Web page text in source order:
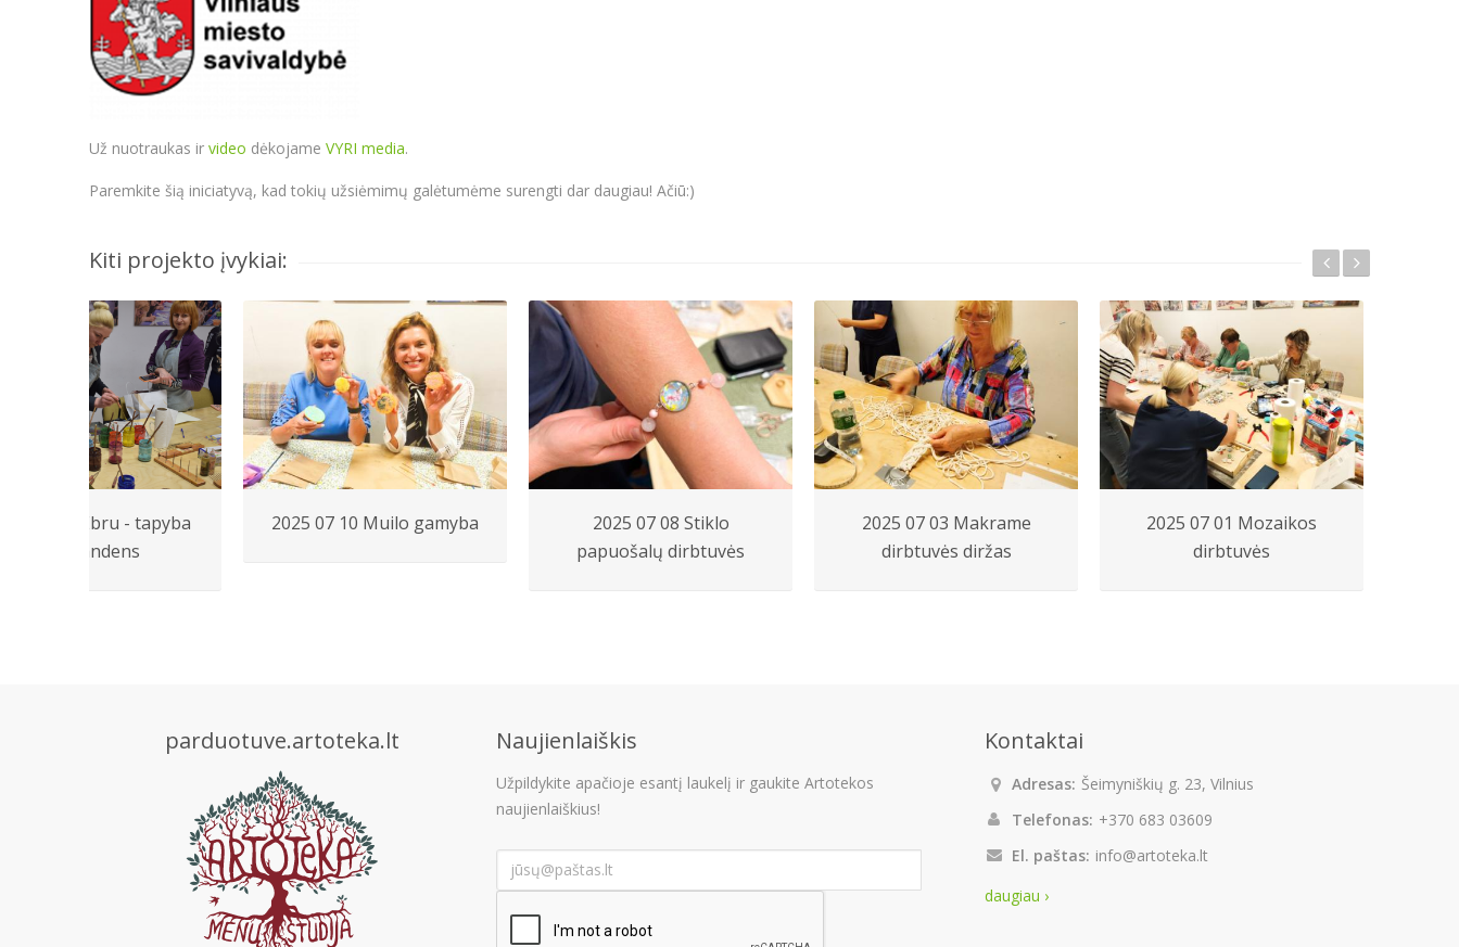
Už nuotraukas ir video dėkojame VYRI media.
Paremkite šią iniciatyvą, kad tokių užsiėmimų galėtumėme surengti dar daugiau! Ačiū:)
Kiti projekto įvykiai:
03 09 Ebru - tapyba
ant vandens
2025 07 10 Muilo gamyba
2025 07 08 Stiklo
papuošalų dirbtuvės
2025 07 03 Makrame
dirbtuvės diržas
2025 07 01 Mozaikos
dirbtuvės
parduotuve.artoteka.lt Naujienlaiškis
Užpildykite apačioje esantį laukelį ir gaukite Artotekos
naujienlaiškius!
Kontaktai
Adresas: Šeimyniškių g. 23, Vilnius
Telefonas: +370 683 03609
El. paštas: info@artoteka.lt
daugiau ›